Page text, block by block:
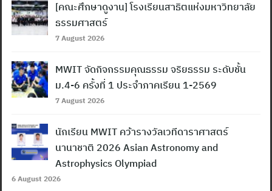
[คณะศึกษาดูงาน] โรงเรียนสาธิตแห่งมหาวิทยาลัย
ธรรมศาสตร์
7 August 2026
MWIT จัดกิจกรรมคุณธรรม จริยธรรม ระดับชั้น
ม.4-6 ครั้งที่ 1 ประจำภาคเรียน 1-2569
7 August 2026
นักเรียน MWIT คว้ารางวัลเวทีดาราศาสตร์
นานาชาติ 2026 Asian Astronomy and
Astrophysics Olympiad
6 August 2026